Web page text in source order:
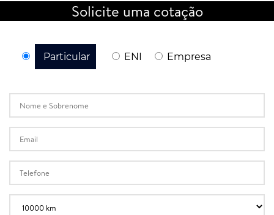
Solicite uma cotação
Particular ENI Empresa